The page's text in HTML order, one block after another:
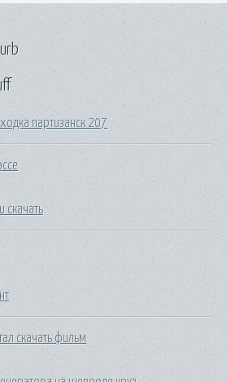
партизанск 207
скачать
скачать фильм